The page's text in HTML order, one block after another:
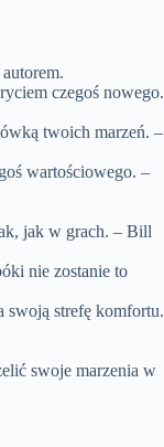
czegoś nowego.
twoich marzeń. –
wartościowego. –
jak w grach. – Bill
nie zostanie to
strefę komfortu.
swoje marzenia w